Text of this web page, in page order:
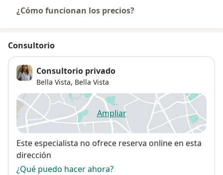
¿Cómo funcionan los precios?
Consultorio
Consultorio privado
Bella Vista, Bella Vista
Ampliarse abre en una nueva
Disponibilidad
Este especialista no ofrece reserva online en esta
dirección
¿Qué puedo hacer ahora?